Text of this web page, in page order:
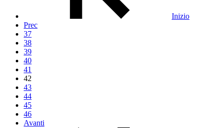
Inizio
Prec
37
38
39
40
41
42
43
44
45
46
Avanti